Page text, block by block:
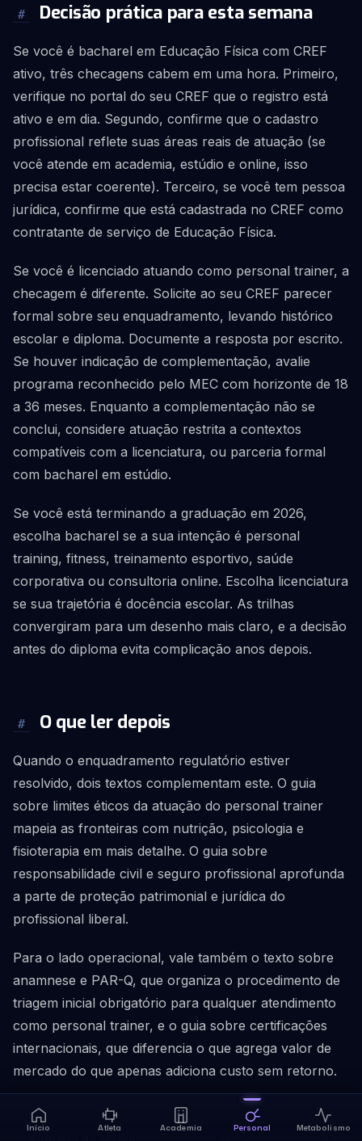
# Decisão prática para esta semana
Se você é bacharel em Educação Física com CREF
ativo, três checagens cabem em uma hora. Primeiro,
verifique no portal do seu CREF que o registro está
ativo e em dia. Segundo, confirme que o cadastro
profissional reflete suas áreas reais de atuação (se
você atende em academia, estúdio e online, isso
precisa estar coerente). Terceiro, se você tem pessoa
jurídica, confirme que está cadastrada no CREF como
contratante de serviço de Educação Física.
Se você é licenciado atuando como personal trainer, a
checagem é diferente. Solicite ao seu CREF parecer
formal sobre seu enquadramento, levando histórico
escolar e diploma. Documente a resposta por escrito.
Se houver indicação de complementação, avalie
programa reconhecido pelo MEC com horizonte de 18
a 36 meses. Enquanto a complementação não se
conclui, considere atuação restrita a contextos
compatíveis com a licenciatura, ou parceria formal
com bacharel em estúdio.
Se você está terminando a graduação em 2026,
escolha bacharel se a sua intenção é personal
training, fitness, treinamento esportivo, saúde
corporativa ou consultoria online. Escolha licenciatura
se sua trajetória é docência escolar. As trilhas
convergiram para um desenho mais claro, e a decisão
antes do diploma evita complicação anos depois.
# O que ler depois
Quando o enquadramento regulatório estiver
resolvido, dois textos complementam este. O guia
sobre limites éticos da atuação do personal trainer
mapeia as fronteiras com nutrição, psicologia e
fisioterapia em mais detalhe. O guia sobre
responsabilidade civil e seguro profissional aprofunda
a parte de proteção patrimonial e jurídica do
profissional liberal.
Para o lado operacional, vale também o texto sobre
anamnese e PAR-Q, que organiza o procedimento de
triagem inicial obrigatório para qualquer atendimento
como personal trainer, e o guia sobre certificações
internacionais, que diferencia o que agrega valor de
mercado do que apenas adiciona custo sem retorno.
Início Atleta Academia Personal Metabolismo